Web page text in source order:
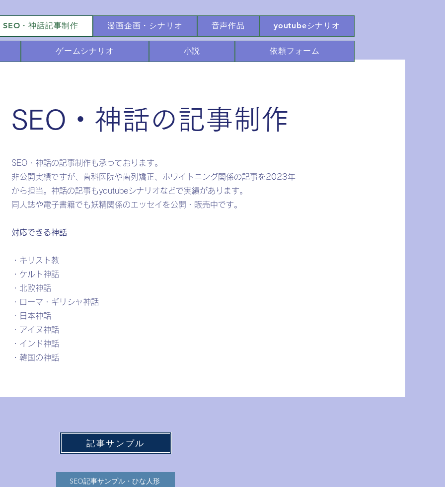
SEO・神話記事制作 漫画企画・シナリオ 音声作品 youtubeシナリオ
ゲームシナリオ 小説 依頼フォーム
​SEO・神話の記事制作
SEO・神話の記事制作も承っております。
非公開実績ですが、歯科医院や歯列矯正、ホワイトニング関係の記事を2023年
から担当。神話の記事もyoutubeシナリオなどで実績があります。
​同人誌や電子書籍でも妖精関係のエッセイを公開・販売中です。
対応できる神話
・キリスト教
・ケルト神話
・北欧神話
・ローマ・ギリシャ神話
・日本神話
・アイヌ神話
・インド神話
・韓国の神話
記事サンプル
SEO記事サンプル・ひな人形